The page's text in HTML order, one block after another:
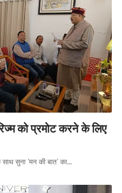
को प्रमोट करने के लिए
सुना ‘मन की बात’ का…